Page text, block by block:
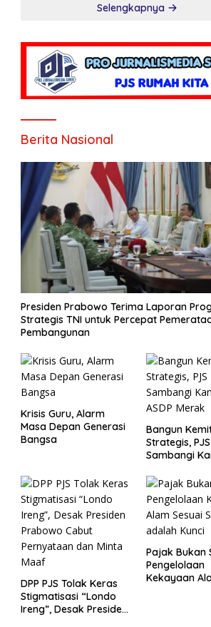
Selengkapnya
Berita Nasional
Presiden Prabowo Terima Laporan
Strategis TNI untuk Percepat
Pembangunan
Krisis Guru, Alarm
Masa Depan Generasi
Bangsa
Bangun
Strategis, PJS
Sambangi
DPP PJS Tolak Keras
Stigmatisasi “Londo
Ireng”, Desak Presiden
Pajak Bukan
Pengelolaan
Kekayaan